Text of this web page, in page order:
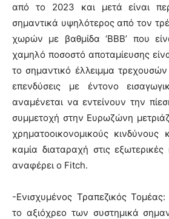
από το 2023 και μετά είναι
σημαντικά υψηλότερος από τον
χωρών με βαθμίδα ‘BBB’ που
χαμηλό ποσοστό αποταμίευσης
το σημαντικό έλλειμμα
επενδύσεις με έντονο
αναμένεται να εντείνουν την
συμμετοχή στην Ευρωζώνη
χρηματοοικονομικούς
καμία διαταραχή στις
αναφέρει ο Fitch.
-Ενισχυμένος Τραπεζικός
τo αξιόχρεο των συστημικά